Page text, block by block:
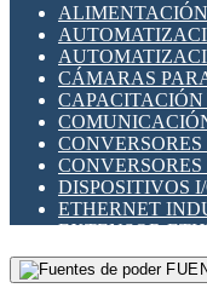
SENSORES
VARIACS
VARIADORES
MAQUINARIA
ILUMINACIÓN
INTERFACES DE
OTROS RELÉS
PROTECCIÓN
RELÉS
RELÉS DE
RELÉS DE
RELÉS
RELÉS
SENSORES
CÁMARAS
CAPACITACIÓN
DISPOSITIVOS
ETHERNET
EXTENSOR
GATEWAY
GESTIÓN DE